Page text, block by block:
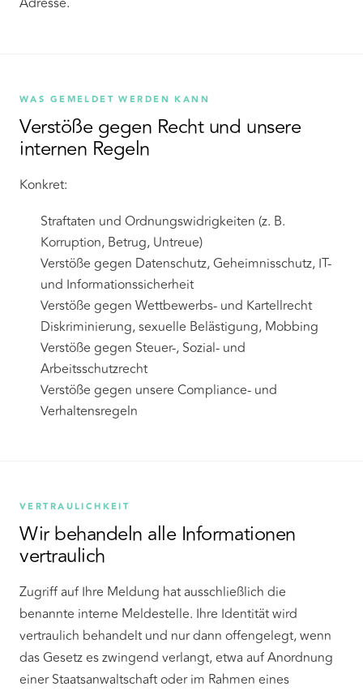
WAS GEMELDET WERDEN KANN
Verstöße gegen Recht und unsere
internen Regeln
Konkret:
Straftaten und Ordnungswidrigkeiten (z. B.
Korruption, Betrug, Untreue)
Verstöße gegen Datenschutz, Geheimnisschutz, IT-
und Informationssicherheit
Verstöße gegen Wettbewerbs- und Kartellrecht
Diskriminierung, sexuelle Belästigung, Mobbing
Verstöße gegen Steuer-, Sozial- und
Arbeitsschutzrecht
Verstöße gegen unsere Compliance- und
Verhaltensregeln
VERTRAULICHKEIT
Wir behandeln alle Informationen
vertraulich
Zugriff auf Ihre Meldung hat ausschließlich die
benannte interne Meldestelle. Ihre Identität wird
vertraulich behandelt und nur dann offengelegt, wenn
das Gesetz es zwingend verlangt, etwa auf Anordnung
einer Staatsanwaltschaft oder im Rahmen eines